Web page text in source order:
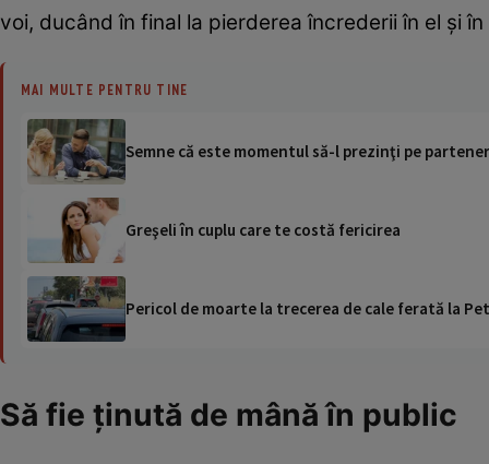
voi, ducând în final la pierderea încrederii în el şi
MAI MULTE PENTRU TINE
Semne că este momentul să-l prezinţi pe
Greşeli în cuplu care te costă fericirea
Pericol de moarte la trecerea de cale ferată la
Să fie ţinută de mână în public